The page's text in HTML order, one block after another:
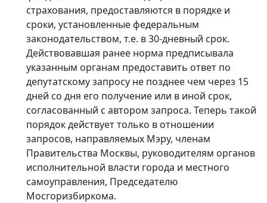
страхования, предоставляются в порядке и
сроки, установленные федеральным
законодательством, т.е. в 30-дневный срок.
Действовавшая ранее норма предписывала
указанным органам предоставить ответ по
депутатскому запросу не позднее чем через 15
дней со дня его получение или в иной срок,
согласованный с автором запроса. Теперь такой
порядок действует только в отношении
запросов, направляемых Мэру, членам
Правительства Москвы, руководителям органов
исполнительной власти города и местного
самоуправления, Председателю
Мосгоризбиркома.